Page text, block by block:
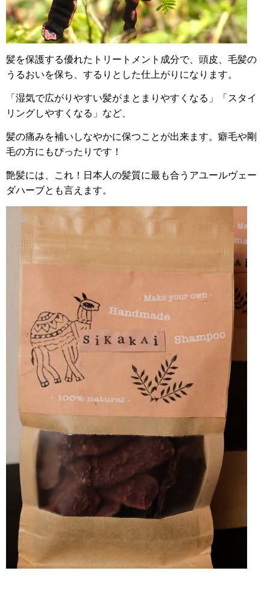
髪を保護する優れたトリートメント成分で、頭皮、毛髪の
うるおいを保ち、するりとした仕上がりになります。
「湿気で広がりやすい髪がまとまりやすくなる」「スタイ
リングしやすくなる」など、
髪の痛みを補いしなやかに保つことが出来ます。癖毛や剛
毛の方にもぴったりです！
艶髪には、これ！日本人の髪質に最も合うアユールヴェー
ダハーブとも言えます。